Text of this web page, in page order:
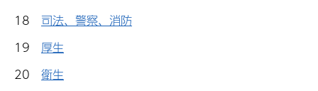
18 司法、警察、消防
19 厚生
20 衛生